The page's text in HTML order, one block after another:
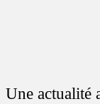
Une actualité